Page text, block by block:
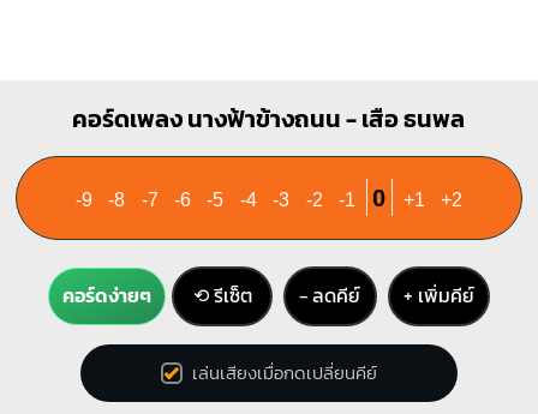
คอร์ดเพลง นางฟ้าข้างถนน - เสือ ธนพล
-9 -8 -7 -6 -5 -4 -3 -2 -1 0 +1 +2
คอร์ดง่ายๆ ⟲ รีเซ็ต − ลดคีย์ + เพิ่มคีย์
เล่นเสียงเมื่อกดเปลี่ยนคีย์